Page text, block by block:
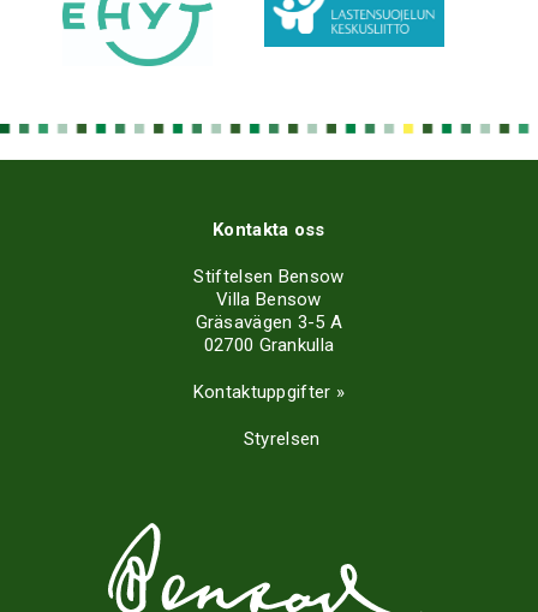
Kontakta oss
Stiftelsen Bensow
Villa Bensow
Gräsavägen 3-5 A
02700 Grankulla
Kontaktuppgifter »
Styrelsen